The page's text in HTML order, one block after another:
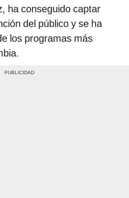
ha conseguido captar
del público y se ha
los programas más